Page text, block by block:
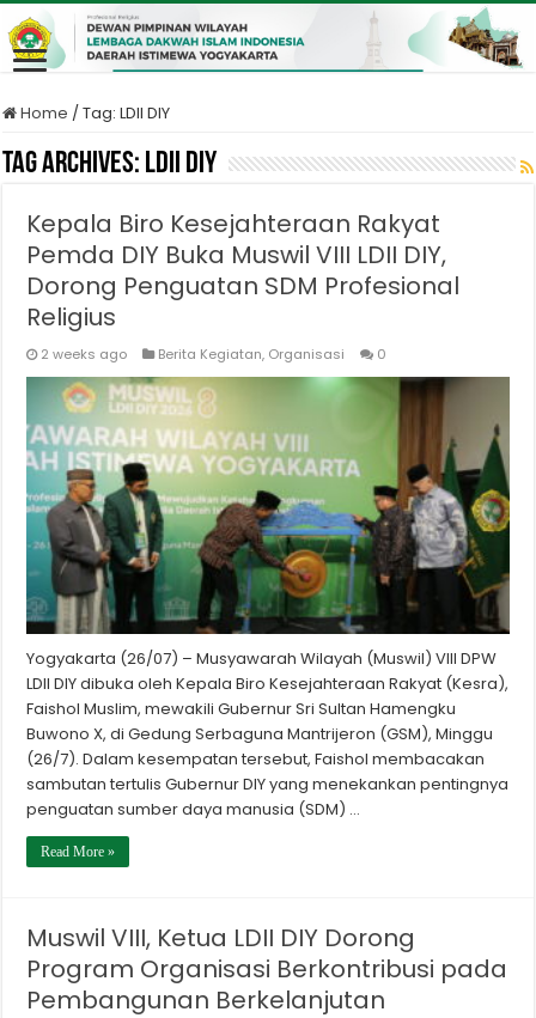
Home /Tag:LDII DIY
Tag Archives: LDII DIY
Kepala Biro Kesejahteraan Rakyat
Pemda DIY Buka Muswil VIII LDII DIY,
Dorong Penguatan SDM Profesional
Religius
2 weeks ago Berita Kegiatan, Organisasi 0
Yogyakarta (26/07) – Musyawarah Wilayah (Muswil) VIII DPW
LDII DIY dibuka oleh Kepala Biro Kesejahteraan Rakyat (Kesra),
Faishol Muslim, mewakili Gubernur Sri Sultan Hamengku
Buwono X, di Gedung Serbaguna Mantrijeron (GSM), Minggu
(26/7). Dalam kesempatan tersebut, Faishol membacakan
sambutan tertulis Gubernur DIY yang menekankan pentingnya
penguatan sumber daya manusia (SDM) …
Read More »
Muswil VIII, Ketua LDII DIY Dorong
Program Organisasi Berkontribusi pada
Pembangunan Berkelanjutan